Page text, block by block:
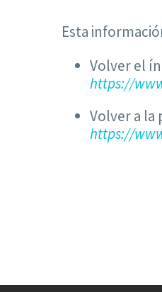
Esta
Volver el
https://
Volver a la
https://